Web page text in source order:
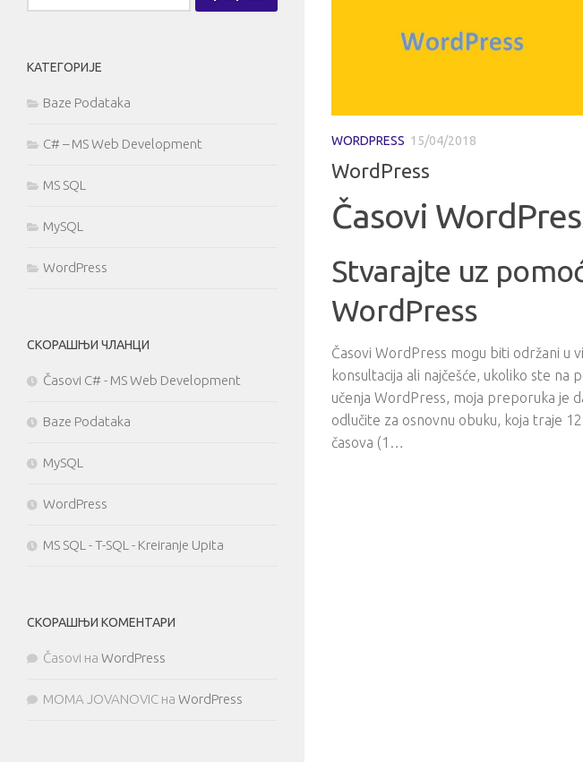
WORDPRESS 15/04/2018
WordPress
Časovi
Stvarajte uz
WordPress
Časovi WordPress mogu biti održani u
konsultacija ali najčešće, ukoliko ste na
učenja WordPress, moja preporuka je
odlučite za osnovnu obuku, koja traje 12
časova (1…
за:
КАТЕГОРИЈЕ
Baze Podataka
C# – MS Web Development
MS SQL
MySQL
WordPress
СКОРАШЊИ ЧЛАНЦИ
Časovi C# - MS Web Development
Baze Podataka
MySQL
WordPress
MS SQL - T-SQL - Kreiranje Upita
СКОРАШЊИ КОМЕНТАРИ
Časovi на WordPress
MOMA JOVANOVIC на WordPress